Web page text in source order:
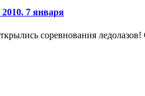
7 января
соревнования